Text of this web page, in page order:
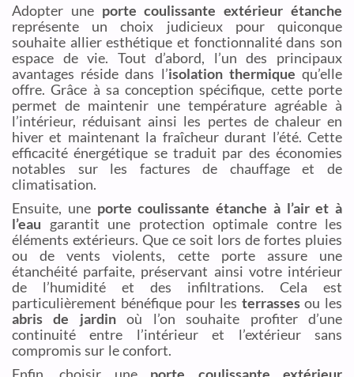
Adopter une porte coulissante extérieur étanche
représente un choix judicieux pour quiconque
souhaite allier esthétique et fonctionnalité dans son
espace de vie. Tout d’abord, l’un des principaux
avantages réside dans l’isolation thermique qu’elle
offre. Grâce à sa conception spécifique, cette porte
permet de maintenir une température agréable à
l’intérieur, réduisant ainsi les pertes de chaleur en
hiver et maintenant la fraîcheur durant l’été. Cette
efficacité énergétique se traduit par des économies
notables sur les factures de chauffage et de
climatisation.
Ensuite, une porte coulissante étanche à l’air et à
l’eau garantit une protection optimale contre les
éléments extérieurs. Que ce soit lors de fortes pluies
ou de vents violents, cette porte assure une
étanchéité parfaite, préservant ainsi votre intérieur
de l’humidité et des infiltrations. Cela est
particulièrement bénéfique pour les terrassesou les
abris de jardinoù l’on souhaite profiter d’une
continuité entre l’intérieur et l’extérieur sans
compromis sur le confort.
Enfin, choisir une porte coulissante extérieur